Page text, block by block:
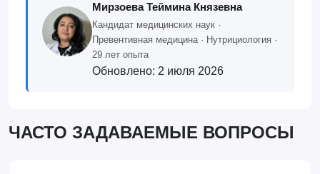
Мирзоева Теймина Князевна
Кандидат медицинских наук ·
Превентивная медицина · Нутрициология ·
29 лет опыта
Обновлено: 2 июля 2026
ЧАСТО ЗАДАВАЕМЫЕ ВОПРОСЫ